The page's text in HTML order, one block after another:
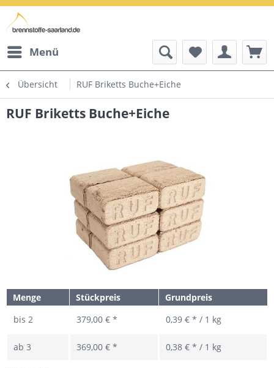
Menü
Übersicht RUF Briketts Buche+Eiche
RUF Briketts Buche+Eiche
Menge Stückpreis
Grundpreis
bis 2 379,00 € * 0,39 € * / 1 kg
ab 3 369,00 € * 0,38 € * / 1 kg